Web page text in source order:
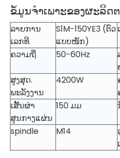
ຂໍ້ມູນຈໍາເພາະຂອງຜະລິດ
ລາຍການ
ເລກທີ.
S1M-150YE3 (ຕົວ
ແບບໜັກ)
ຄວາມຖີ່ 50-60Hz
ສູງສຸດ.
ພະລັງງານ
4200W
ເສັ້ນຜ່າ
ສູນກາງແຜ່ນ
150 ມມ
spindle M14